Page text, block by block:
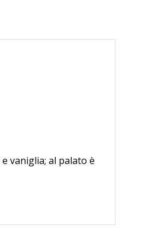
vaniglia; al palato è